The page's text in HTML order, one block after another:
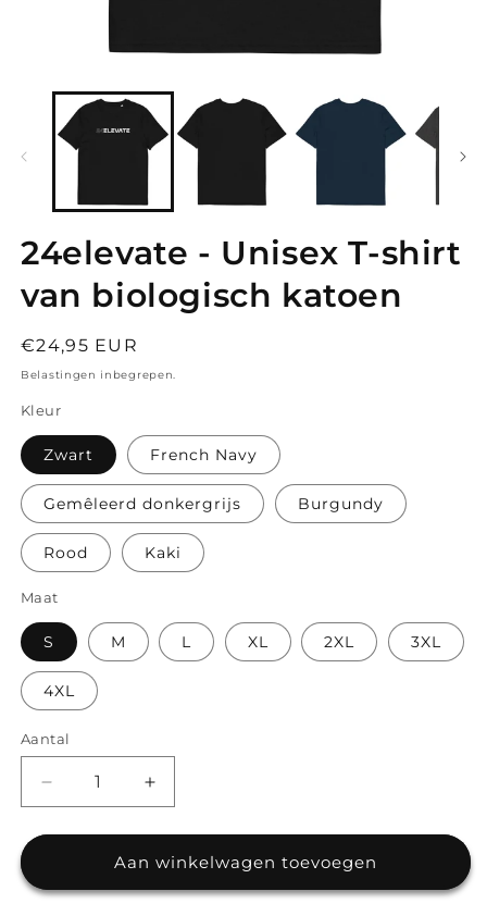
modaal
24elevate - Unisex T-shirt
van biologisch katoen
Normale
prijs
€24,95 EUR
Belastingen inbegrepen.
Kleur
Zwart French Navy
Gemêleerd donkergrijs Burgundy
Rood Kaki
Maat
S M L XL 2XL 3XL
4XL
Aantal
Aantal
Aantal
verlagen
voor
24elevate
Aantal
verhogen
voor
24elevate
Aan winkelwagen toevoegen